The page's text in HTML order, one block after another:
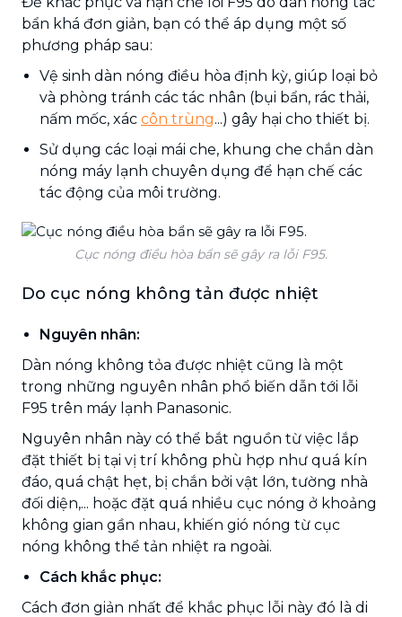
bẩn khá đơn giản, bạn có thể áp dụng một số
phương pháp sau:
Vệ sinh dàn nóng điều hòa định kỳ, giúp loại bỏ
và phòng tránh các tác nhân (bụi bẩn, rác thải,
nấm mốc, xác côn trùng...) gây hại cho thiết bị.
Sử dụng các loại mái che, khung che chắn dàn
nóng máy lạnh chuyên dụng để hạn chế các
tác động của môi trường.
Cục nóng điều hòa bẩn sẽ gây ra lỗi F95.
Do cục nóng không tản được nhiệt
Nguyên nhân:
Dàn nóng không tỏa được nhiệt cũng là một
trong những nguyên nhân phổ biến dẫn tới lỗi
F95 trên máy lạnh Panasonic.
Nguyên nhân này có thể bắt nguồn từ việc lắp
đặt thiết bị tại vị trí không phù hợp như quá kín
đáo, quá chật hẹt, bị chắn bởi vật lớn, tường nhà
đối diện,... hoặc đặt quá nhiều cục nóng ở khoảng
không gian gần nhau, khiến gió nóng từ cục
nóng không thể tản nhiệt ra ngoài.
Cách khắc phục:
Cách đơn giản nhất để khắc phục lỗi này đó là di